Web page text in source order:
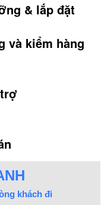
& lắp đặt
và kiểm hàng
khách đi